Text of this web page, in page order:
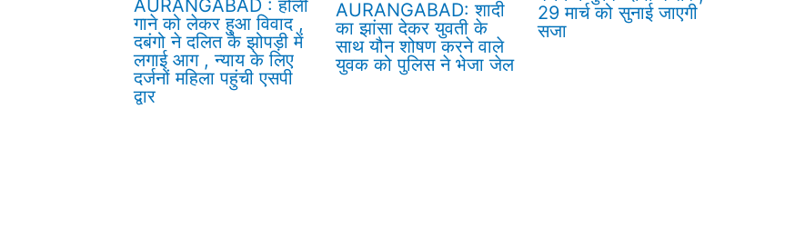
AURANGABAD : होली
गाने को लेकर हुआ विवाद ,
दबंगो ने दलित के झोपड़ी में
लगाई आग , न्याय के लिए
दर्जनों महिला पहुंची एसपी
द्वार
AURANGABAD: शादी
का झांसा देकर युवती के
साथ यौन शोषण करने वाले
युवक को पुलिस ने भेजा जेल
29 मार्च को सुनाई जाएगी
सजा